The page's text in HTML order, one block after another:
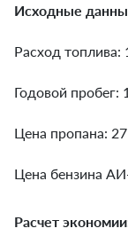
Исходные
Расход топлива:
Годовой пробег:
Цена пропана:
Цена бензина
Расчет